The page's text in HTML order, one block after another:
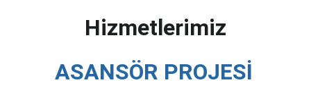
Hizmetlerimiz
ASANSÖR PROJESİ